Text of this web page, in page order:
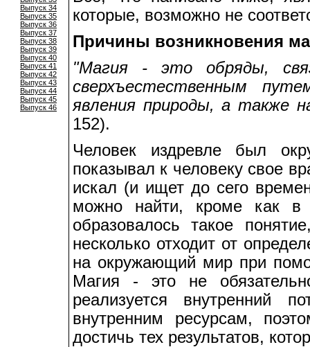
Выпуск 34
Выпуск 35
Выпуск 36
Выпуск 37
Выпуск 38
Выпуск 39
Выпуск 40
Выпуск 41
Выпуск 42
Выпуск 43
Выпуск 44
Выпуск 45
Выпуск 46
которые, возможно не
Причины возникновения
"Магия - это обряды,
сверхъестественным
явления природы, а также
152).
Человек издревле был
показывал к человеку свое
искал (и ищет до сего
можно найти, кроме как в
образовалось такое
несколько отходит от
на окружающий мир при
Магия - это не
реализуется внутренний
внутренним ресурсам,
достичь тех результатов,